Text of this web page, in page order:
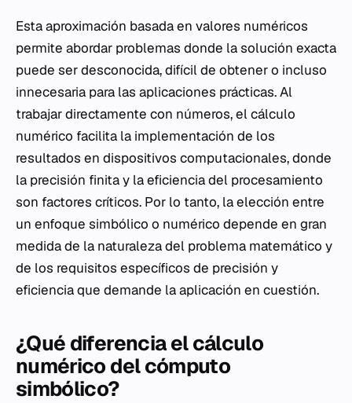
Esta aproximación basada en valores numéricos
permite abordar problemas donde la solución exacta
puede ser desconocida, difícil de obtener o incluso
innecesaria para las aplicaciones prácticas. Al
trabajar directamente con números, el cálculo
numérico facilita la implementación de los
resultados en dispositivos computacionales, donde
la precisión finita y la eficiencia del procesamiento
son factores críticos. Por lo tanto, la elección entre
un enfoque simbólico o numérico depende en gran
medida de la naturaleza del problema matemático y
de los requisitos específicos de precisión y
eficiencia que demande la aplicación en cuestión.
¿Qué diferencia el cálculo
numérico del cómputo
simbólico?